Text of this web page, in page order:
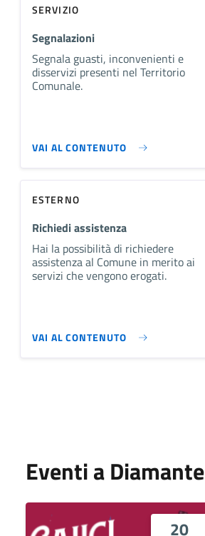
SERVIZIO
Segnalazioni
Segnala guasti, inconvenienti e
disservizi presenti nel Territorio
Comunale.
VAI AL CONTENUTO
ESTERNO
Richiedi assistenza
Hai la possibilità di richiedere
assistenza al Comune in merito ai
servizi che vengono erogati.
VAI AL CONTENUTO
Eventi a Diamante
20